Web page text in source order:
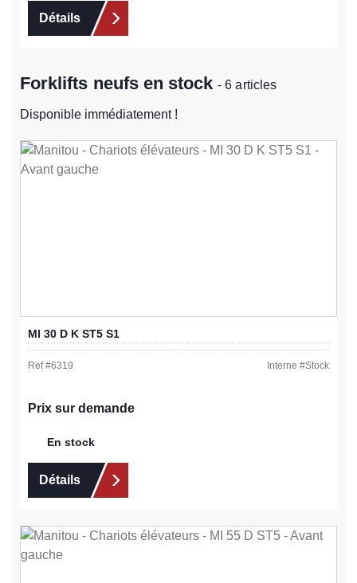
Détails
Forklifts neufs en stock- 6 articles
Disponible immédiatement !
MI 30 D K ST5 S1
Ref #6319 Interne #Stock
Prix sur demande
En stock
Détails